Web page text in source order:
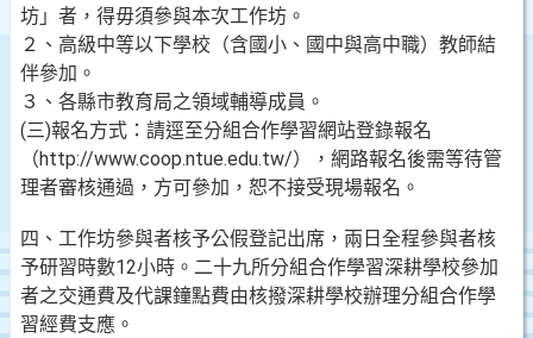
坊」者，得毋須參與本次工作坊。
２、高級中等以下學校（含國小、國中與高中職）教師結
伴參加。
３、各縣市教育局之領域輔導成員。
(三)報名方式：請逕至分組合作學習網站登錄報名
（http://www.coop.ntue.edu.tw/），網路報名後需等待管
理者審核通過，方可參加，恕不接受現場報名。
四、工作坊參與者核予公假登記出席，兩日全程參與者核
予研習時數12小時。二十九所分組合作學習深耕學校參加
者之交通費及代課鐘點費由核撥深耕學校辦理分組合作學
習經費支應。